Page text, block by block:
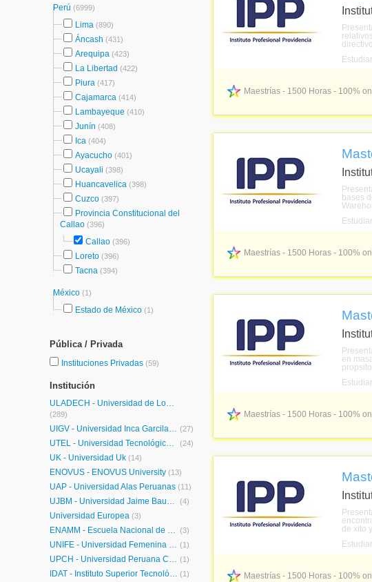
Perú (6999)
Lima (890)
Áncash (431)
Arequipa (423)
La Libertad (422)
Piura (417)
Cajamarca (414)
Lambayeque (410)
Junín (408)
Ica (404)
Ayacucho (401)
Ucayali (398)
Huancavelica (398)
Cuzco (397)
Provincia Constitucional del
Callao (396)
Callao (396)
Loreto (396)
Tacna (394)
México (1)
Estado de México (1)
Pública / Privada
Instituciones Privadas (59)
Institución
ULADECH - Universidad de Los Angeles de Chimbote
(289)
UIGV - Universidad Inca Garcilaso de la Vega (27)
UTEL - Universidad Tecnológica Latinoamericana en Línea Perú (24)
UK - Universidad Uk (14)
ENOVUS - ENOVUS University (13)
UAP - Universidad Alas Peruanas (11)
UJBM - Universidad Jaime Bausate y Meza (4)
Universidad Europea (3)
ENAMM - Escuela Nacional de Marina Mercante - Almirante Miguel Grau (3)
UNIFÉ - Universidad Femenina del Sagrado Corazón (1)
UPCH - Universidad Peruana Cayetano Heredia (1)
IDAT - Instituto Superior Tecnológico IDAT (1)
Maestrías - 1500 Horas - 100%
bases
Maestrías - 1500 Horas - 100%
en
Maestrías - 1500 Horas - 100%
de xito
Maestrías - 1500 Horas - 100%